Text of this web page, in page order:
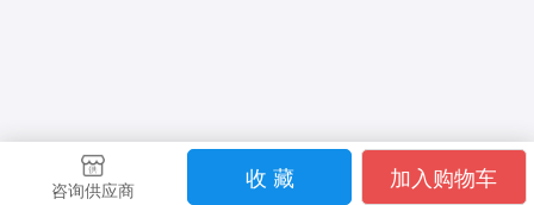
咨询供应商 收 藏 加入购物车